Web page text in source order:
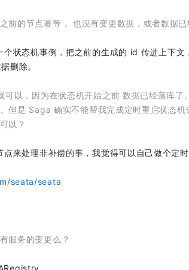
前的节点幂等， 也没有变更数据，或者数据
状态机事例，把之前的生成的 id 传进上下文
删除。
可以，因为在状态机开始之前 数据已经落库
但是 Saga 确实不能帮我完成定时重启状态
以？
来处理非补偿的事，我觉得可以自己做个定
seata/seata
服务的变更么？
。